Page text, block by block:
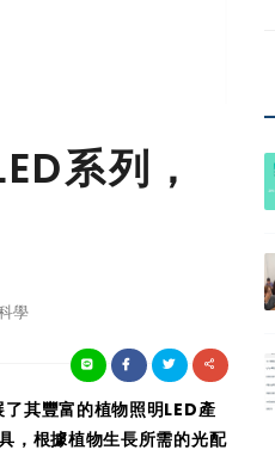
系列，
學
其豐富的植物照明LED產
，根據植物生長所需的光配